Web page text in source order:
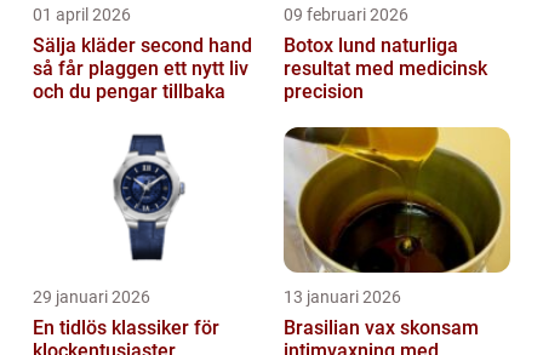
01 april 2026
Sälja kläder second hand
så får plaggen ett nytt liv
och du pengar tillbaka
09 februari 2026
Botox lund naturliga
resultat med medicinsk
precision
29 januari 2026
En tidlös klassiker för
klockentusiaster
13 januari 2026
Brasilian vax skonsam
intimvaxning med